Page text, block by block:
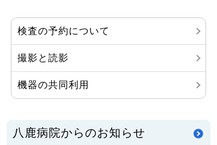
検査の予約について
撮影と読影
機器の共同利用
八鹿病院からのお知らせ